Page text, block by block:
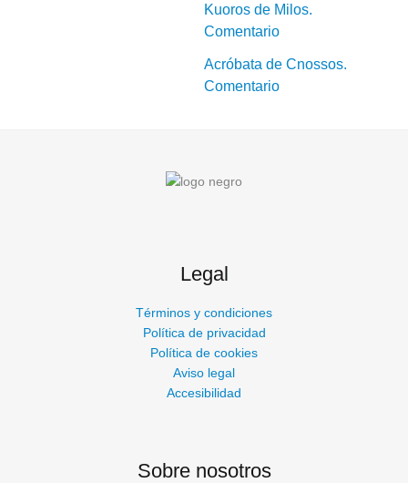
Kuoros de Milos.
Comentario
Acróbata de Cnossos.
Comentario
Legal
Términos y condiciones
Política de privacidad
Política de cookies
Aviso legal
Accesibilidad
Sobre nosotros